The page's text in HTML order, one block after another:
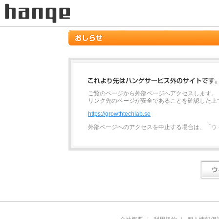
ご覧のページから外部ページへアクセスします。
リンク先のページが安全であることを確認した
https://growthtechlab.se
外部ページへのアクセスを中止する場合は、「